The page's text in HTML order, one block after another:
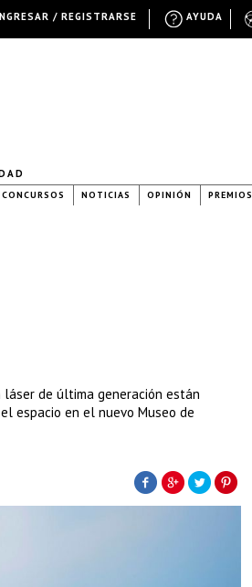
CONCURSOS NOTICIAS OPINIÓN PREMIOS
de última generación están
espacio en el nuevo Museo de
AYUDA
/ REGISTRARSE